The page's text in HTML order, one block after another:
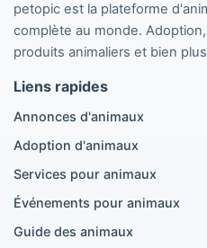
Chiens populaires
Annonces Maltipoo
Annonces Golden Retriever
Annonces Bouledogue Français
Annonces Chihuahua
Annonces Cane Corso
Annonces Doberman
Annonces Beagle
petopic est la plateforme
complète au monde.
produits animaliers et bien
Liens rapides
Annonces d'animaux
Adoption d'animaux
Services pour animaux
Événements pour animaux
Guide des animaux